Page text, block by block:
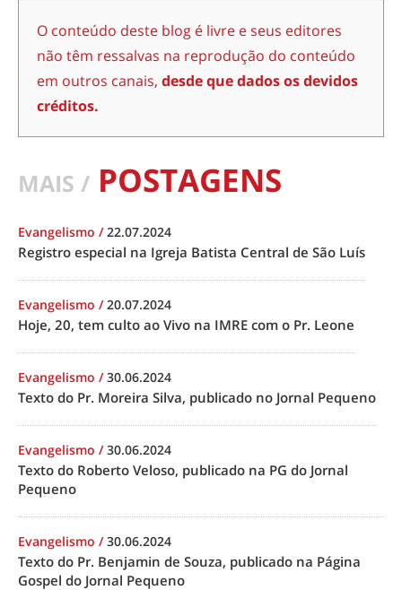
O conteúdo deste blog é livre e seus editores
não têm ressalvas na reprodução do conteúdo
em outros canais, desde que dados os devidos
créditos.
MAIS / POSTAGENS
Evangelismo /22.07.2024
Registro especial na Igreja Batista Central de São Luís
Evangelismo /20.07.2024
Hoje, 20, tem culto ao Vivo na IMRE com o Pr. Leone
Evangelismo /30.06.2024
Texto do Pr. Moreira Silva, publicado no Jornal Pequeno
Evangelismo /30.06.2024
Texto do Roberto Veloso, publicado na PG do Jornal
Pequeno
Evangelismo /30.06.2024
Texto do Pr. Benjamin de Souza, publicado na Página
Gospel do Jornal Pequeno